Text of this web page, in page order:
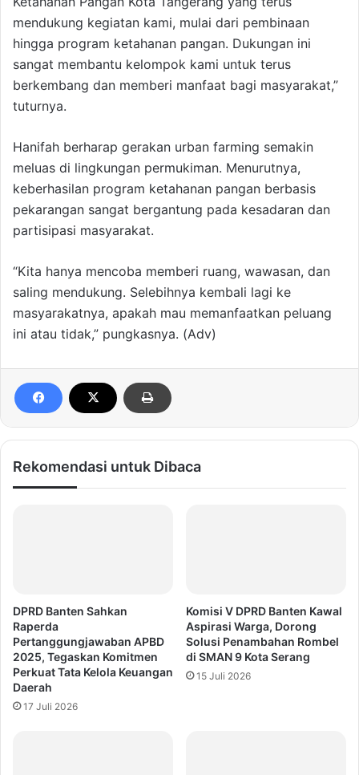
mendukung kegiatan kami, mulai dari pembinaan
hingga program ketahanan pangan. Dukungan ini
sangat membantu kelompok kami untuk terus
berkembang dan memberi manfaat bagi masyarakat,”
tuturnya.
Hanifah berharap gerakan urban farming semakin
meluas di lingkungan permukiman. Menurutnya,
keberhasilan program ketahanan pangan berbasis
pekarangan sangat bergantung pada kesadaran dan
partisipasi masyarakat.
“Kita hanya mencoba memberi ruang, wawasan, dan
saling mendukung. Selebihnya kembali lagi ke
masyarakatnya, apakah mau memanfaatkan peluang
ini atau tidak,” pungkasnya. (Adv)
Rekomendasi untuk Dibaca
DPRD Banten Sahkan
Raperda
Pertanggungjawaban APBD
2025, Tegaskan Komitmen
Perkuat Tata Kelola Keuangan
Daerah
17 Juli 2026
Komisi V DPRD Banten Kawal
Aspirasi Warga, Dorong
Solusi Penambahan Rombel
di SMAN 9 Kota Serang
15 Juli 2026